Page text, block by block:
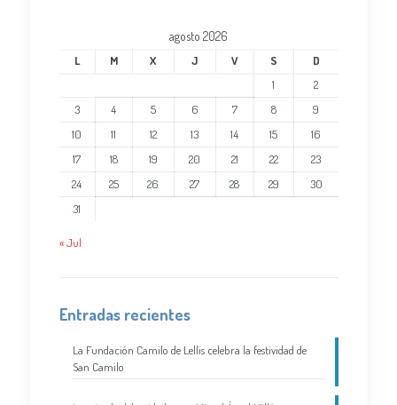
agosto 2026
L M X J V S
D
1
2
3
4 5 6 7 8
9
10
11 12 13 14 15
16
17
18 19 20 21 22
23
24
25 26 27 28 29
30
31
« Jul
Entradas recientes
La Fundación Camilo de Lellis celebra la festividad de
San Camilo